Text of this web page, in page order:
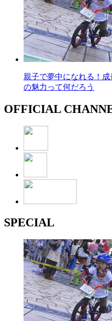
親子で夢中になれる！
の魅力って何だろう
OFFICIAL
SPECIAL